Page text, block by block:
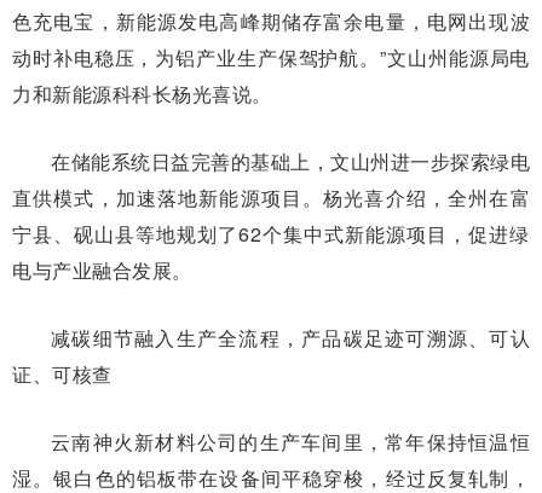
色充电宝，新能源发电高峰期储存富余电量，电网出现波
动时补电稳压，为铝产业生产保驾护航。”文山州能源局电
力和新能源科科长杨光喜说。
在储能系统日益完善的基础上，文山州进一步探索绿电
直供模式，加速落地新能源项目。杨光喜介绍，全州在富
宁县、砚山县等地规划了62个集中式新能源项目，促进绿
电与产业融合发展。
减碳细节融入生产全流程，产品碳足迹可溯源、可认
证、可核查
云南神火新材料公司的生产车间里，常年保持恒温恒
湿。银白色的铝板带在设备间平稳穿梭，经过反复轧制，